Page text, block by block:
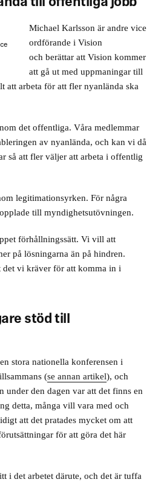
Michael Karlsson är andre vice
ordförande i Vision
och berättar att Vision kommer
att gå ut med uppmaningar till
att arbeta för att fler nyanlända ska
det offentliga. Våra medlemmar
av nyanlända, och kan vi då
så att fler väljer att arbeta i offentlig
legitimationsyrken. För några
till myndighetsutövningen.
förhållningssätt. Vi vill att
på lösningarna än på hindren.
det vi kräver för att komma in i
stöd till
stora nationella konferensen i
(se annan artikel), och
under den dagen var att det finns en
detta, många vill vara med och
att det pratades mycket om att
för att göra det här
i det arbetet därute, och det är tuffa